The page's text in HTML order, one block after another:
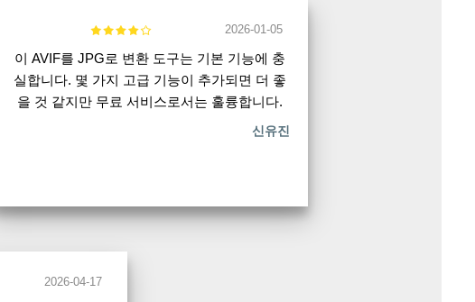
2026-01-05
이 AVIF를 JPG로 변환 도구는 기본 기능에 충
실합니다. 몇 가지 고급 기능이 추가되면 더 좋
을 것 같지만 무료 서비스로서는 훌륭합니다.
신유진
2026-04-17